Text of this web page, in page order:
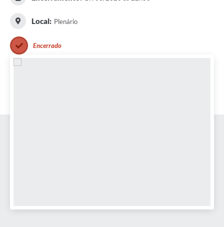
Local: Plenário
Encerrado